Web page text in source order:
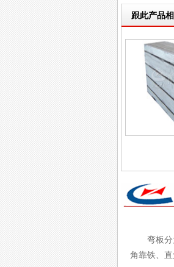
跟此产品
弯板分为
角靠铁、直